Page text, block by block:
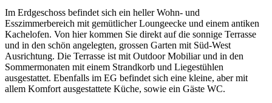
Im Erdgeschoss befindet sich ein heller Wohn- und
Esszimmerbereich mit gemütlicher Loungeecke und einem antiken
Kachelofen. Von hier kommen Sie direkt auf die sonnige Terrasse
und in den schön angelegten, grossen Garten mit Süd-West
Ausrichtung. Die Terrasse ist mit Outdoor Mobiliar und in den
Sommermonaten mit einem Strandkorb und Liegestühlen
ausgestattet. Ebenfalls im EG befindet sich eine kleine, aber mit
allem Komfort ausgestattete Küche, sowie ein Gäste WC.